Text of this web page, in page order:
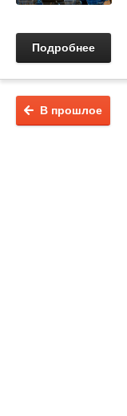
Подробнее
В прошлое